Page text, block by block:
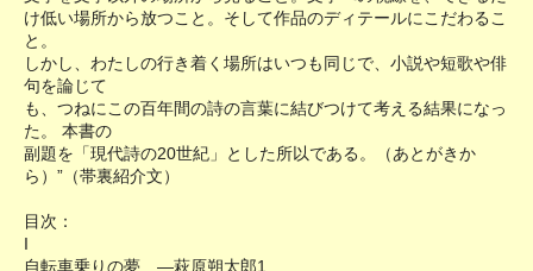
け低い場所から放つこと。そして作品のディテールにこだわるこ
と。
しかし、わたしの行き着く場所はいつも同じで、小説や短歌や俳
句を論じて
も、つねにこの百年間の詩の言葉に結びつけて考える結果になっ
た。 本書の
副題を「現代詩の20世紀」とした所以である。（あとがきか
ら）”（帯裏紹介文）
目次：
I
自転車乗りの夢 ―萩原朔太郎1